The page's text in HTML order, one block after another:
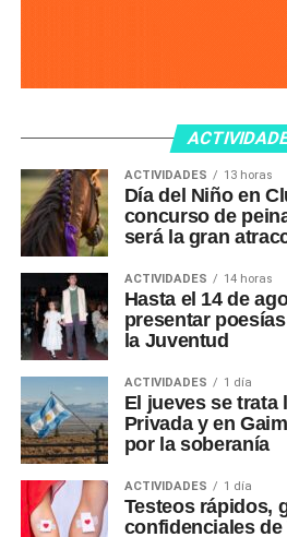
ACTIVIDADES 13 horas
Día del Niño en
concurso de
será la gran
ACTIVIDADES 14 horas
Hasta el 14 de
presentar
la Juventud
ACTIVIDADES 1 día
El jueves se trata
Privada y en
por la soberanía
ACTIVIDADES 1 día
Testeos rápidos,
confidenciales